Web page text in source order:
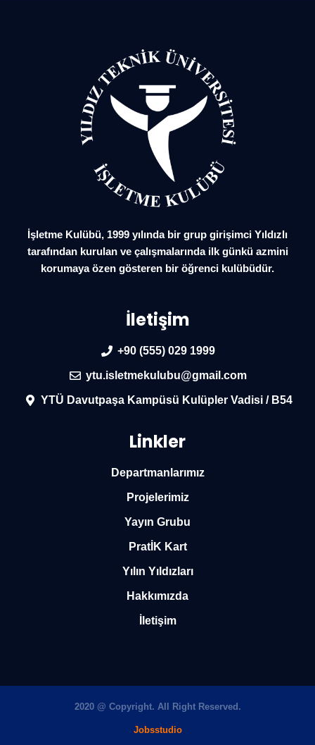
İşletme Kulübü, 1999 yılında bir grup girişimci Yıldızlı
tarafından kurulan ve çalışmalarında ilk günkü azmini
korumaya özen gösteren bir öğrenci kulübüdür.
İletişim
+90 (555) 029 1999
ytu.isletmekulubu@gmail.com
YTÜ Davutpaşa Kampüsü Kulüpler Vadisi / B54
Linkler
Departmanlarımız
Projelerimiz
Yayın Grubu
PratİK Kart
Yılın Yıldızları
Hakkımızda
İletişim
2020 @ Copyright. All Right Reserved.
Jobsstudio